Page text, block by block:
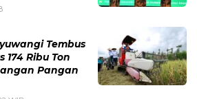
Tembus
174 Ribu Ton
Pangan